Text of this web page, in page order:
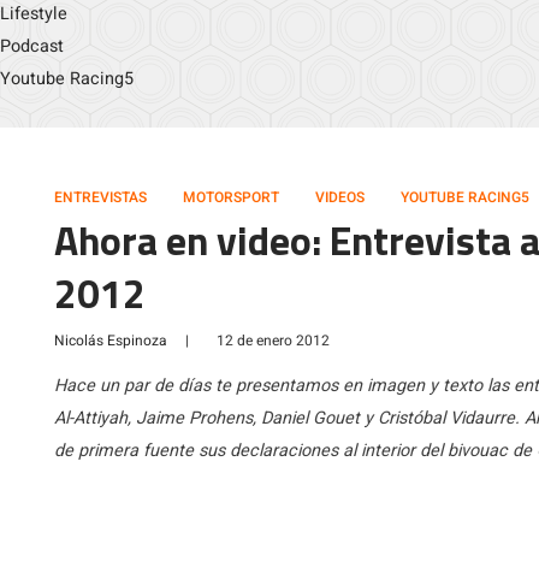
Lifestyle
Podcast
Youtube Racing5
ENTREVISTAS MOTORSPORT VIDEOS YOUTUBE RACING5
Ahora en video: Entrevista
2012
Nicolás Espinoza | 12 de enero 2012
Hace un par de días te presentamos en imagen y texto las
Al-Attiyah, Jaime Prohens, Daniel Gouet y Cristóbal Vidaurre.
de primera fuente sus declaraciones al interior del bivouac